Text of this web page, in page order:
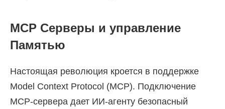
MCP Серверы и управление
Памятью
Настоящая революция кроется в поддержке
Model Context Protocol (MCP). Подключение
MCP-сервера дает ИИ-агенту безопасный